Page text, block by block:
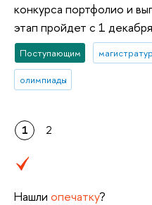
конкурса портфолио и
этап пройдет с 1
Поступающим
олимпиады
1 2
Нашли опечатку?